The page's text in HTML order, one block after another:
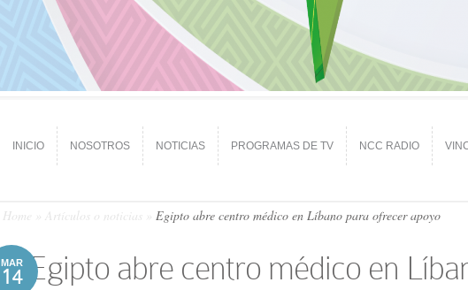
INICIO NOSOTROS NOTICIAS PROGRAMAS DE TV NCC RADIO
Home Artículos o noticias Egipto abre centro médico en Líbano para ofrecer apoyo
MAR
14 Egipto abre centro médico en